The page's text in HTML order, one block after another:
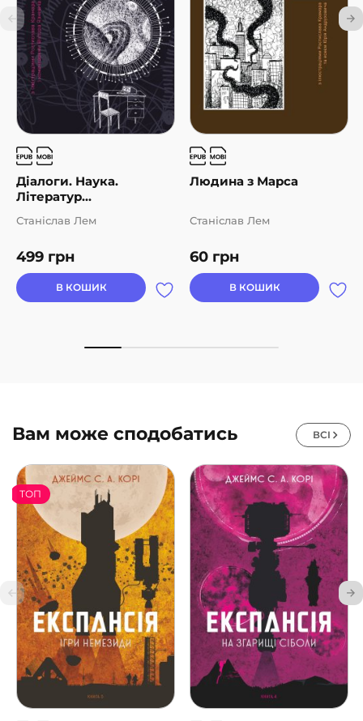
Діалоги. Наука.
Літератур...
499 грн
Станіслав Лем
В КОШИК
Людина з Марса
60 грн
Станіслав Лем
В КОШИК
Вам може сподобатись ВСІ
ТОП